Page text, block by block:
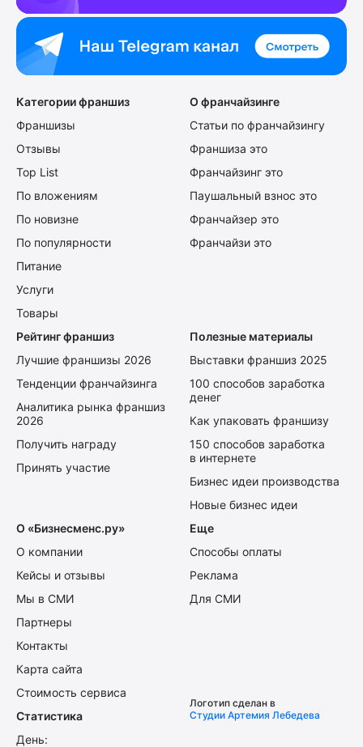
Категории франшиз
Франшизы
Отзывы
Top List
По вложениям
По новизне
По популярности
Питание
Услуги
Товары
О франчайзинге
Статьи по франчайзингу
Франшиза это
Франчайзинг это
Паушальный взнос это
Франчайзер это
Франчайзи это
Рейтинг франшиз
Лучшие франшизы 2026
Тенденции франчайзинга
Аналитика рынка франшиз
2026
Получить награду
Принять участие
Полезные материалы
Выставки франшиз 2025
100 способов заработка
денег
Как упаковать франшизу
150 способов заработка
в интернете
Бизнес идеи производства
Новые бизнес идеи
О «Бизнесменс.ру»
О компании
Кейсы и отзывы
Мы в СМИ
Партнеры
Контакты
Карта сайта
Стоимость сервиса
Еще
Способы оплаты
Реклама
Для СМИ
Статистика
День:
Логотип сделан в
Студии Артемия Лебедева